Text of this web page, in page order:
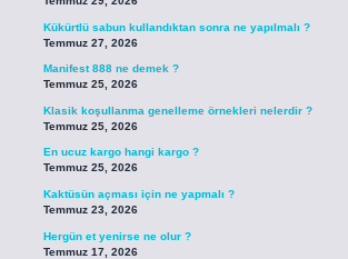
Kükürtlü sabun kullandıktan sonra ne yapılmalı ?
Temmuz 27, 2026
Manifest 888 ne demek ?
Temmuz 25, 2026
Klasik koşullanma genelleme örnekleri nelerdir ?
Temmuz 25, 2026
En ucuz kargo hangi kargo ?
Temmuz 25, 2026
Kaktüsün açması için ne yapmalı ?
Temmuz 23, 2026
Hergün et yenirse ne olur ?
Temmuz 17, 2026